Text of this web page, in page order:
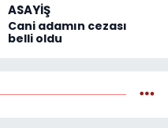
ASAYİŞ
Cani adamın cezası
belli oldu